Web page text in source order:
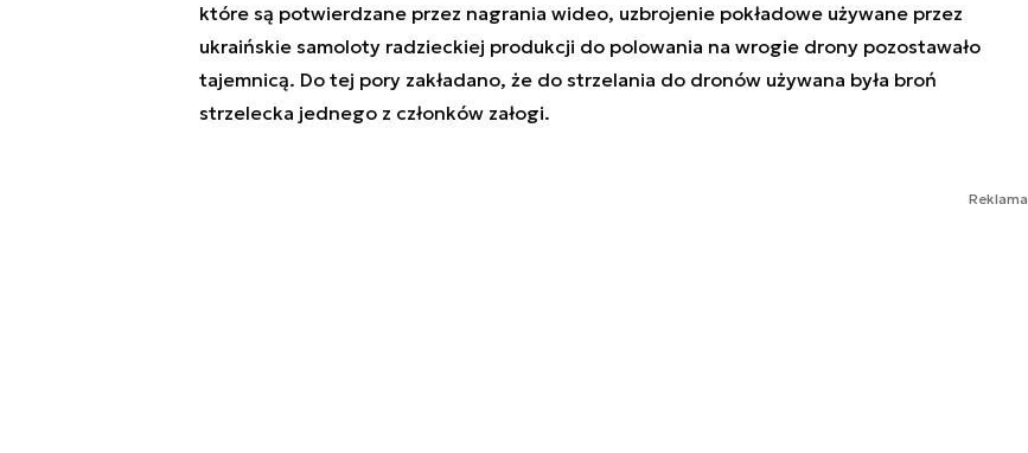
które są potwierdzane przez nagrania wideo, uzbrojenie pokładowe używane przez
ukraińskie samoloty radzieckiej produkcji do polowania na wrogie drony pozostawało
tajemnicą. Do tej pory zakładano, że do strzelania do dronów używana była broń
strzelecka jednego z członków załogi.
Reklama